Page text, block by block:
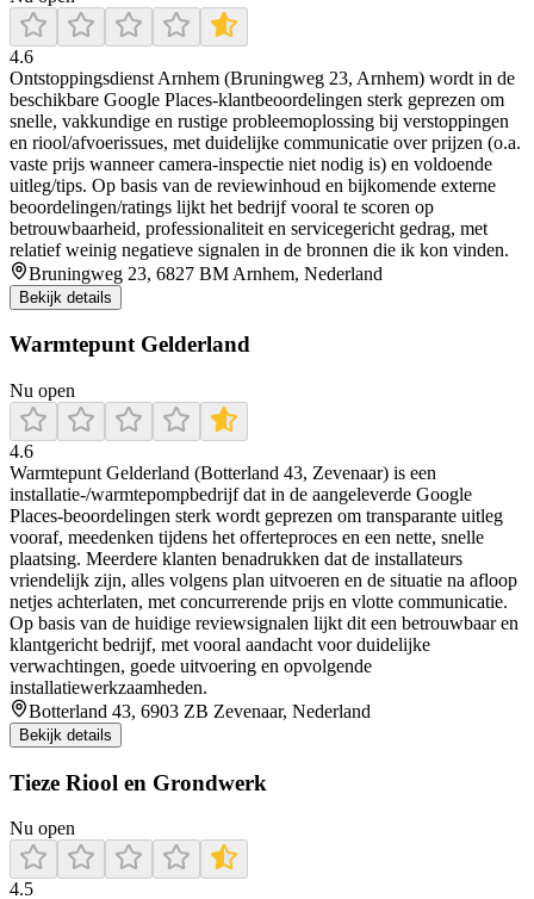
4.6
Ontstoppingsdienst Arnhem (Bruningweg 23, Arnhem) wordt in de
beschikbare Google Places-klantbeoordelingen sterk geprezen om
snelle, vakkundige en rustige probleemoplossing bij verstoppingen
en riool/afvoerissues, met duidelijke communicatie over prijzen (o.a.
vaste prijs wanneer camera-inspectie niet nodig is) en voldoende
uitleg/tips. Op basis van de reviewinhoud en bijkomende externe
beoordelingen/ratings lijkt het bedrijf vooral te scoren op
betrouwbaarheid, professionaliteit en servicegericht gedrag, met
relatief weinig negatieve signalen in de bronnen die ik kon vinden.
Bruningweg 23, 6827 BM Arnhem, Nederland
Bekijk details
Warmtepunt Gelderland
Nu open
4.6
Warmtepunt Gelderland (Botterland 43, Zevenaar) is een
installatie-/warmtepompbedrijf dat in de aangeleverde Google
Places-beoordelingen sterk wordt geprezen om transparante uitleg
vooraf, meedenken tijdens het offerteproces en een nette, snelle
plaatsing. Meerdere klanten benadrukken dat de installateurs
vriendelijk zijn, alles volgens plan uitvoeren en de situatie na afloop
netjes achterlaten, met concurrerende prijs en vlotte communicatie.
Op basis van de huidige reviewsignalen lijkt dit een betrouwbaar en
klantgericht bedrijf, met vooral aandacht voor duidelijke
verwachtingen, goede uitvoering en opvolgende
installatiewerkzaamheden.
Botterland 43, 6903 ZB Zevenaar, Nederland
Bekijk details
Tieze Riool en Grondwerk
Nu open
4.5